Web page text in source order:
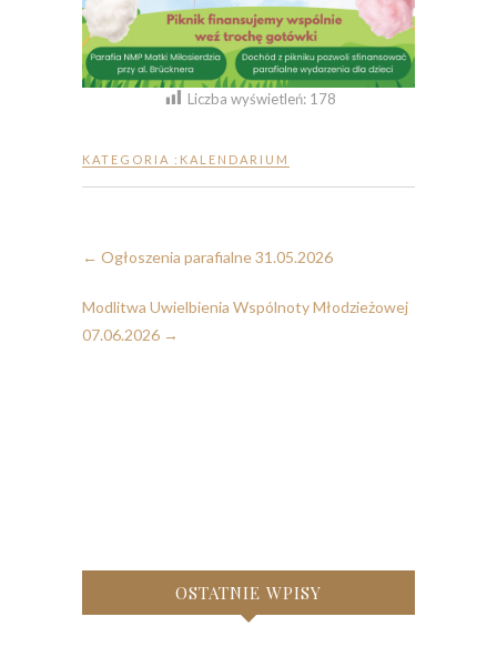
Liczba wyświetleń: 178
KATEGORIA : KALENDARIUM
← Ogłoszenia parafialne 31.05.2026
Modlitwa Uwielbienia Wspólnoty Młodzieżowej
07.06.2026 →
OSTATNIE WPISY